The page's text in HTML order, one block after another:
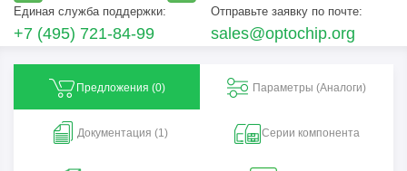
Единая служба поддержки:
+7 (495) 721-84-99
Отправьте заявку по почте:
sales@optochip.org
Предложения (0) Параметры (Aналоги)
Документация (1) Серии компонента